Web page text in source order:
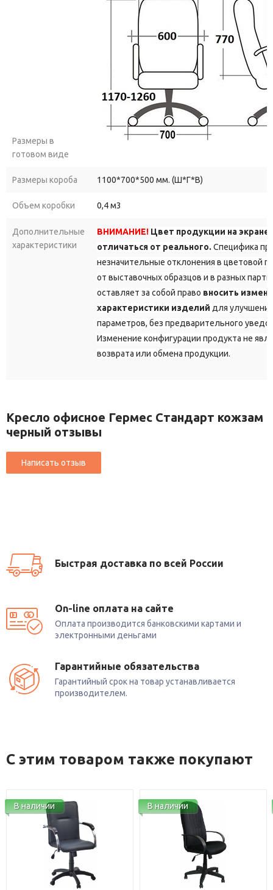
Размеры в
готовом виде
Размеры короба 1100*700*500 мм. (Ш*Г*В)
Объем коробки 0,4 м3
Дополнительные
характеристики
ВНИМАНИЕ! Цвет продукции на
отличаться от реального. Специфика
незначительные отклонения в цветовой
от выставочных образцов и в разных
оставляет за собой право вносить
характеристики изделий для
параметров, без предварительного
Изменение конфигурации продукта не
возврата или обмена продукции.
Кресло офисное Гермес Стандарт кожзам
черный отзывы
Быстрая доставка по всей России
On-line оплата на сайте
Оплата производится банковскими картами и
электронными деньгами
Гарантийные обязательства
Гарантийный срок на товар устанавливается
производителем.
С этим товаром также покупают
В наличии В наличии